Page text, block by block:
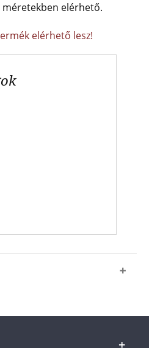
elérhető.
elérhető lesz!
a fenti kedvező áron (+
ára online, vagy